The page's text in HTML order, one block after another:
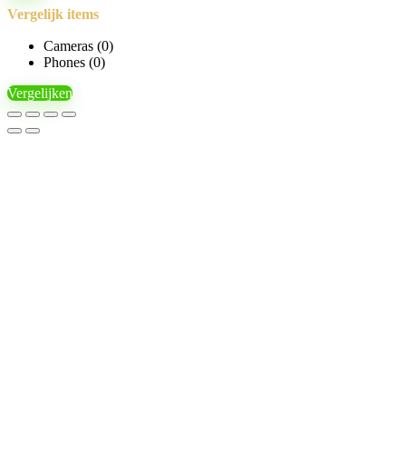
Vergelijk items
Cameras (0)
Phones (0)
Vergelijken